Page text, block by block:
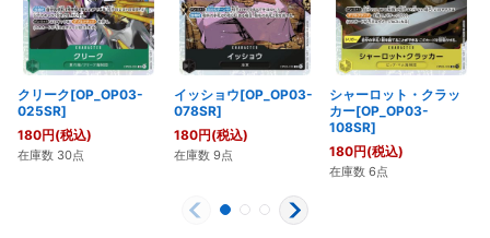
クリーク[OP_OP03-
025SR]
180円(税込)
在庫数 30点
イッショウ[OP_OP03-
078SR]
180円(税込)
在庫数 9点
シャーロット・クラッ
カー[OP_OP03-
108SR]
180円(税込)
在庫数 6点